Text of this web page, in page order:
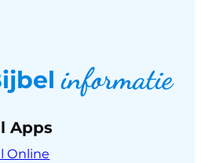
informatie
Apps
Online